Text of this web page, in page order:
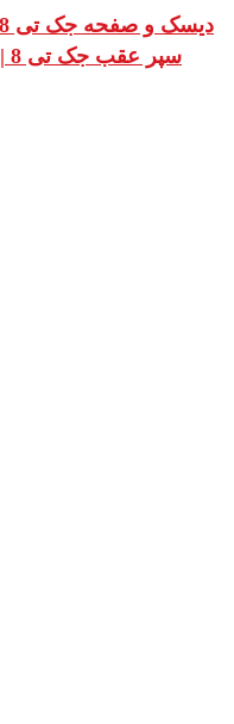
دیسک و صفحه جک تی 8